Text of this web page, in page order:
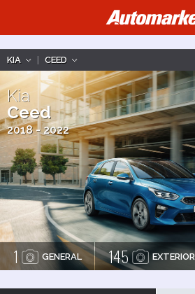
KIA | CEED
Kia
Ceed
2018 - 2022
1 GENERAL 145 EXTERIOR